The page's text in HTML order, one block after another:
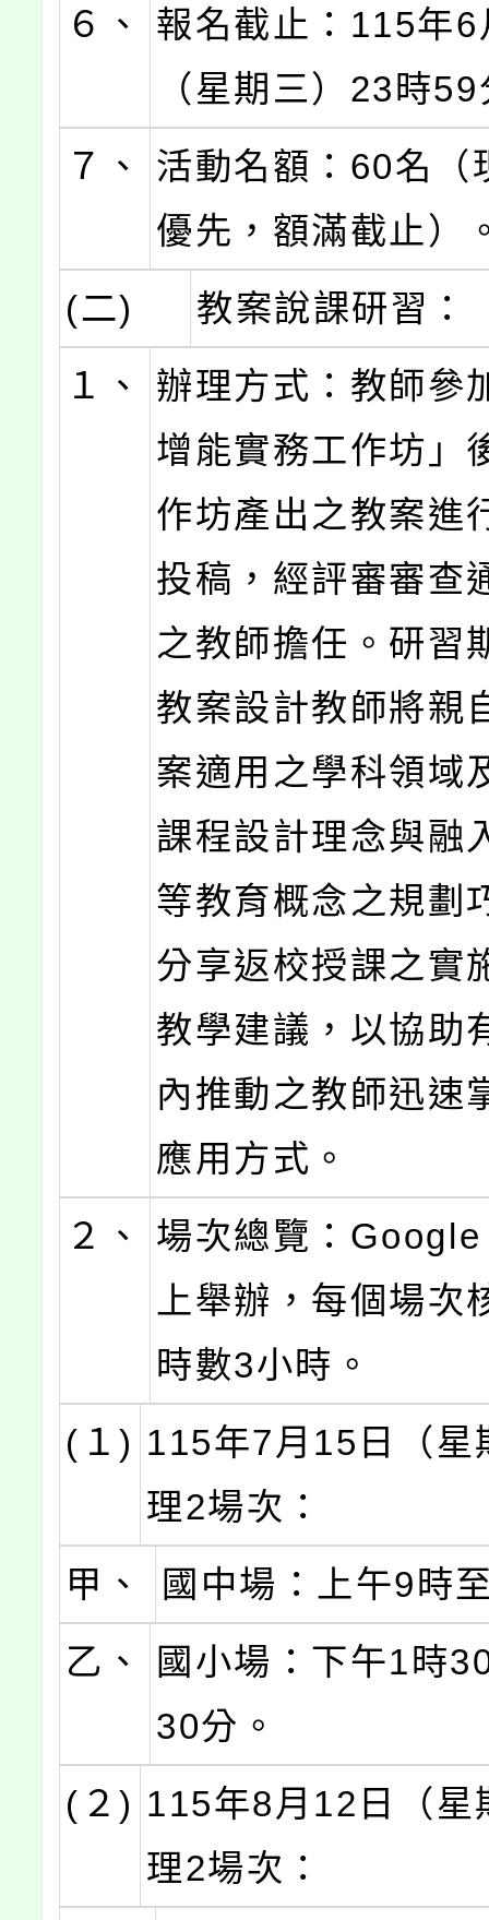
６、
報名截止：115年6
（星期三）23時
７、
活動名額：60名（
優先，額滿截止）
(二)
教案說課研習：
１、
辦理方式：教師參
增能實務工作坊」
作坊產出之教案進
投稿，經評審審查
之教師擔任。研習
教案設計教師將親
案適用之學科領域
課程設計理念與融
等教育概念之規劃
分享返校授課之實
教學建議，以協助
內推動之教師迅速
應用方式。
２、
場次總覽：
上舉辦，每個場次
時數3小時。
(１) 115年7月15日（星
理2場次：
甲、
國中場：上午9時
乙、
國小場：下午1時
30分。
(２) 115年8月12日（星
理2場次：